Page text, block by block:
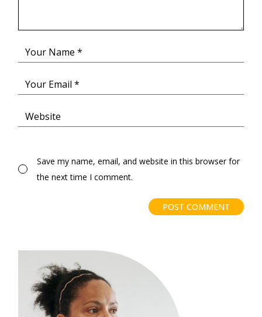
Save my name, email, and website in this browser for
the next time I comment.
POST COMMENT